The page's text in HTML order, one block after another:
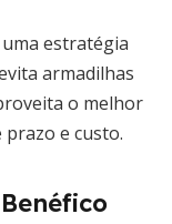
estratégia
armadilhas
o melhor
e custo.